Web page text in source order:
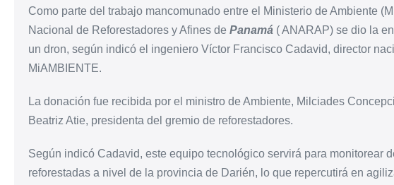
Como parte del trabajo mancomunado entre el Ministerio de Ambiente
Nacional de Reforestadores y Afines de Panamá ( ANARAP) se dio la
un dron, según indicó el ingeniero Víctor Francisco Cadavid, director
MiAMBIENTE.
La donación fue recibida por el ministro de Ambiente, Milciades
Beatriz Atie, presidenta del gremio de reforestadores.
Según indicó Cadavid, este equipo tecnológico servirá para monitorear
reforestadas a nivel de la provincia de Darién, lo que repercutirá en